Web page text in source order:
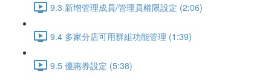
9.3 新增管理成員/管理員權限設定 (2:06)
9.4 多家分店可用群組功能管理 (1:39)
9.5 優惠券設定 (5:38)